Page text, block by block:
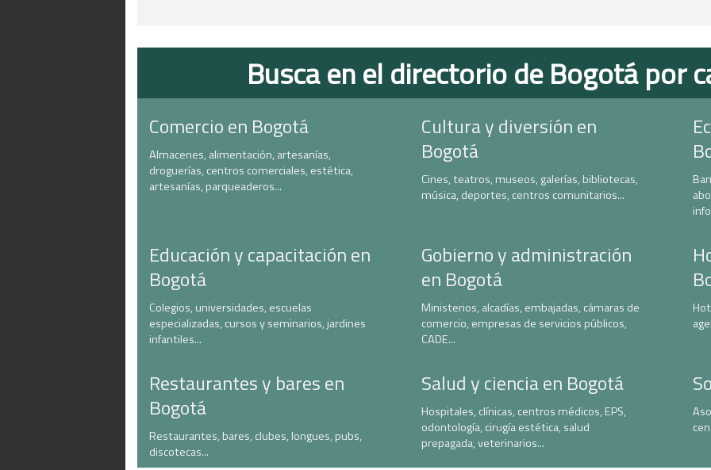
Busca en el directorio de Bogotá por
Comercio en Bogotá
Almacenes, alimentación, artesanías,
droguerías, centros comerciales, estética,
artesanías, parqueaderos...
Cultura y diversión en
Bogotá
Cines, teatros, museos, galerías, bibliotecas,
música, deportes, centros comunitarios...
Educación y capacitación en
Bogotá
Colegios, universidades, escuelas
especializadas, cursos y seminarios, jardines
infantiles...
Gobierno y administración
en Bogotá
Ministerios, alcadías, embajadas, cámaras de
comercio, empresas de servicios públicos,
CADE...
Restaurantes y bares en
Bogotá
Restaurantes, bares, clubes, longues, pubs,
discotecas...
Salud y ciencia en Bogotá
Hospitales, clínicas, centros médicos, EPS,
odontología, cirugía estética, salud
prepagada, veterinarios...